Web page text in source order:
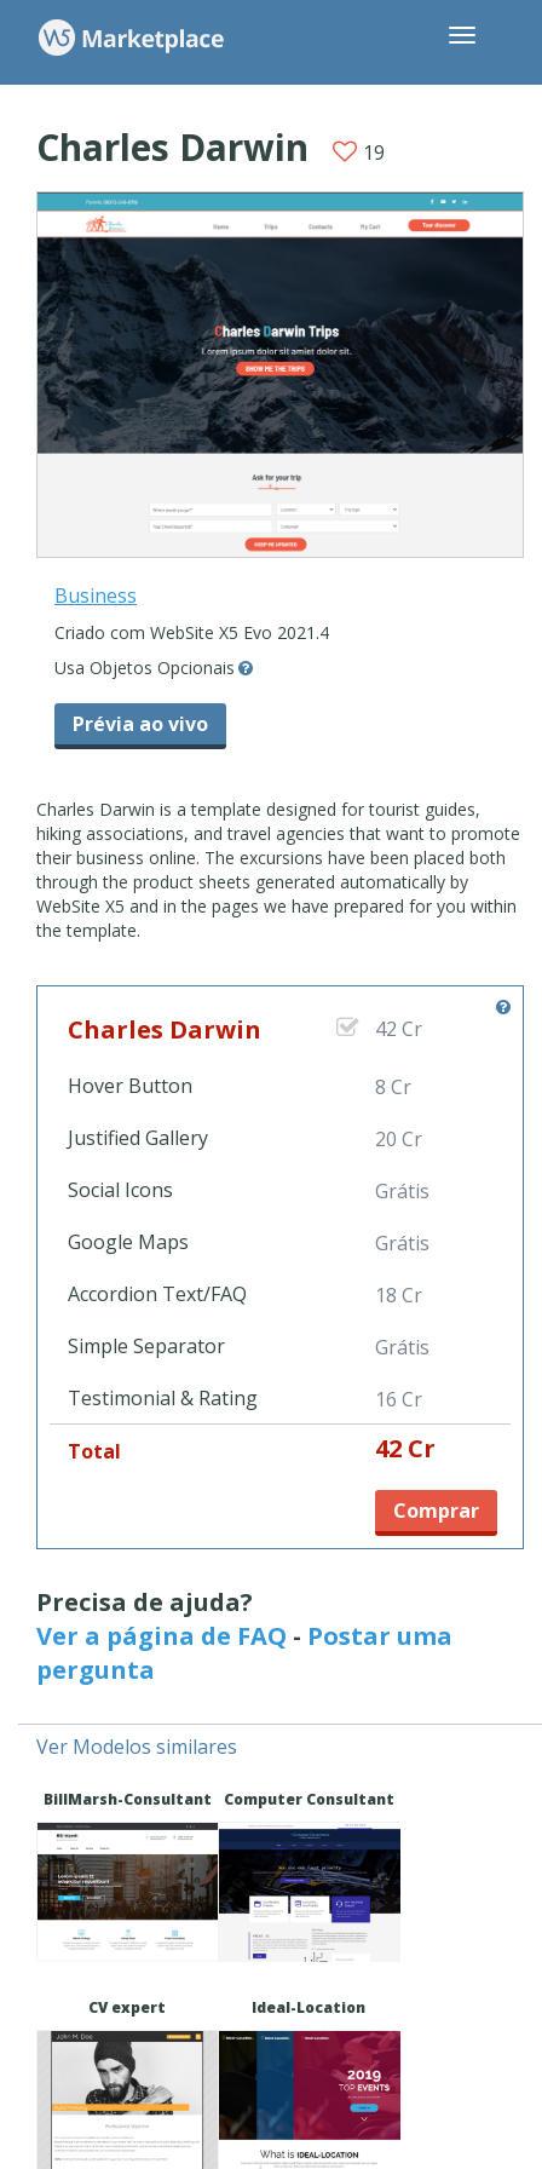
Charles Darwin 19
Business
Criado com WebSite X5 Evo 2021.4
Usa Objetos Opcionais
Prévia ao vivo
Charles Darwin is a template designed for tourist guides,
hiking associations, and travel agencies that want to promote
their business online. The excursions have been placed both
through the product sheets generated automatically by
WebSite X5 and in the pages we have prepared for you within
the template.
Charles Darwin 42 Cr
Hover Button
8 Cr
Justified Gallery
20 Cr
Social Icons
Grátis
Google Maps
Grátis
Accordion Text/FAQ
18 Cr
Simple Separator
Grátis
Testimonial & Rating
16 Cr
Total
42 Cr
Comprar
Precisa de ajuda?
Ver a página de FAQ - Postar uma
pergunta
Ver Modelos similares
BillMarsh-Consultant Computer Consultant
CV expert Ideal-Location